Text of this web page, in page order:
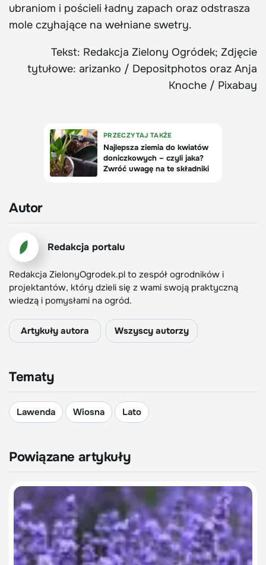
ubraniom i pościeli ładny zapach oraz odstrasza
mole czyhające na wełniane swetry.
Tekst: Redakcja Zielony Ogródek; Zdjęcie
tytułowe: arizanko / Depositphotos oraz Anja
Knoche / Pixabay
Autor
Redakcja portalu
Redakcja ZielonyOgrodek.pl to zespół ogrodników i
projektantów, który dzieli się z wami swoją praktyczną
wiedzą i pomysłami na ogród.
Artykuły autora Wszyscy autorzy
Tematy
Lawenda Wiosna Lato
Powiązane artykuły